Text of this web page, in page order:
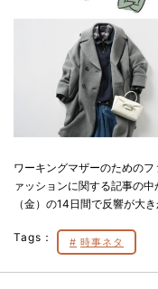
ワーキングマザーのための
ァッションに関する記事の
（金）の14日間で反響が大
Tags： 時事ネタ